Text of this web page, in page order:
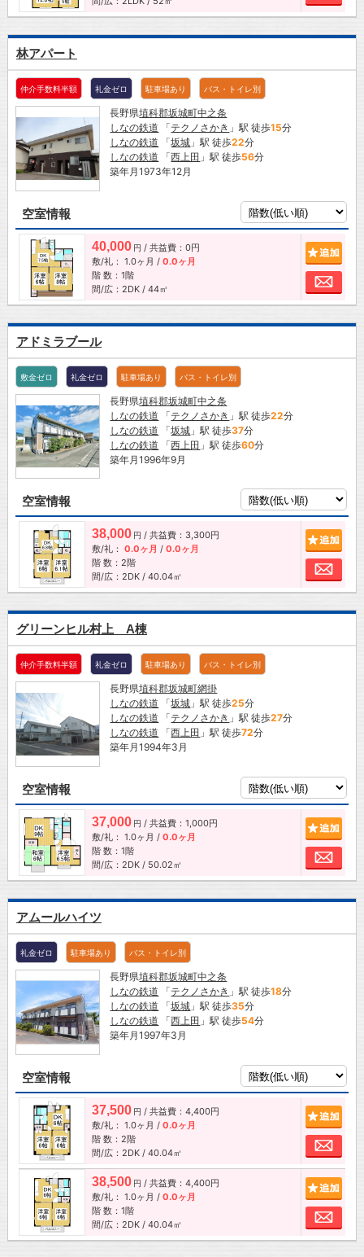
林アパート
仲介手数料半額 礼金ゼロ 駐車場あり バス・トイレ別
長野県埴科郡坂城町中之条
しなの鉄道 「テクノさかき 」駅 徒歩15分
しなの鉄道 「坂城 」駅 徒歩22分
しなの鉄道 「西上田 」駅 徒歩56分
築年月1973年12月
空室情報
40,000 円 / 共益費：0円
敷/礼： 1.0ヶ月 / 0.0ヶ月
階 数：1階
間/広：2DK / 44㎡
お
アドミラブール
敷金ゼロ 礼金ゼロ 駐車場あり バス・トイレ別
長野県埴科郡坂城町中之条
しなの鉄道 「テクノさかき 」駅 徒歩22分
しなの鉄道 「坂城 」駅 徒歩37分
しなの鉄道 「西上田 」駅 徒歩60分
築年月1996年9月
空室情報
38,000 円 / 共益費：3,300円
敷/礼： 0.0ヶ月 / 0.0ヶ月
階 数：2階
間/広：2DK / 40.04㎡
お
グリーンヒル村上 A棟
仲介手数料半額 礼金ゼロ 駐車場あり バス・トイレ別
長野県埴科郡坂城町網掛
しなの鉄道 「坂城 」駅 徒歩25分
しなの鉄道 「テクノさかき 」駅 徒歩27分
しなの鉄道 「西上田 」駅 徒歩72分
築年月1994年3月
空室情報
37,000 円 / 共益費：1,000円
敷/礼： 1.0ヶ月 / 0.0ヶ月
階 数：1階
間/広：2DK / 50.02㎡
お
アムールハイツ
礼金ゼロ 駐車場あり バス・トイレ別
長野県埴科郡坂城町中之条
しなの鉄道 「テクノさかき 」駅 徒歩18分
しなの鉄道 「坂城 」駅 徒歩35分
しなの鉄道 「西上田 」駅 徒歩54分
築年月1997年3月
空室情報
37,500 円 / 共益費：4,400円
敷/礼： 1.0ヶ月 / 0.0ヶ月
階 数：2階
間/広：2DK / 40.04㎡
お
38,500 円 / 共益費：4,400円
敷/礼： 1.0ヶ月 / 0.0ヶ月
階 数：1階
間/広：2DK / 40.04㎡
お